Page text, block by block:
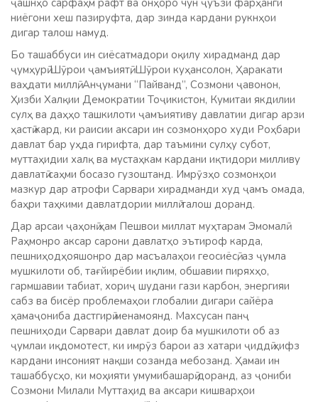
ҷашнҳо сарфаҳм рафт ва онҳоро чун ҷуъзи фарҳанги
ниёгони хеш пазируфта, дар зинда кардани рукнҳои
дигар талош намуд.
Бо ташаббуси ин сиёсатмадори оқилу хирадманд дар
ҷумҳурӣ Шӯрои ҷамъиятӣ, Шӯрои куҳансолон, Ҳаракати
ваҳдати миллӣ, Анҷумани “Пайванд”, Созмони ҷавонон,
Ҳизби Халқии Демократии Тоҷикистон, Кумитаи якдилии
сулҳ ва даҳҳо ташкилоти ҷамъиятиву давлатии дигар арзи
ҳастӣ кард, ки раисии аксари ин созмонҳоро худи Роҳбари
давлат бар уҳда гирифта, дар таъмини сулҳу субот,
муттаҳидии халқ ва мустаҳкам кардани иқтидори милливу
давлатӣ саҳми босазо гузоштанд. Имрӯзҳо созмонҳои
мазкур дар атрофи Сарвари хирадманди худ ҷамъ омада,
баҳри таҳкими давлатдории миллӣ талош доранд.
Дар арсаи ҷаҳонӣ ҳам Пешвои миллат муҳтарам Эмомалӣ
Раҳмонро аксар сарони давлатҳо эътироф карда,
пешниҳодҳояшонро дар масъалаҳои геосиёсӣ, аз ҷумла
мушкилоти об, тағйирёбии иқлим, обшавии пиряхҳо,
гармшавии табиат, хориҷ шудани гази карбон, энергияи
сабз ва бисёр проблемаҳои глобалии дигари сайёра
ҳамаҷониба дастгирӣ менамоянд. Махсусан панҷ
пешниҳоди Сарвари давлат доир ба мушкилоти об аз
ҷумлаи иқдомотест, ки имрӯз барои аз хатари ҷиддӣ ҳифз
кардани инсоният нақши созанда мебозанд. Ҳамаи ин
ташаббусҳо, ки моҳияти умумибашарӣ доранд, аз ҷониби
Созмони Милали Муттаҳид ва аксари кишварҳои